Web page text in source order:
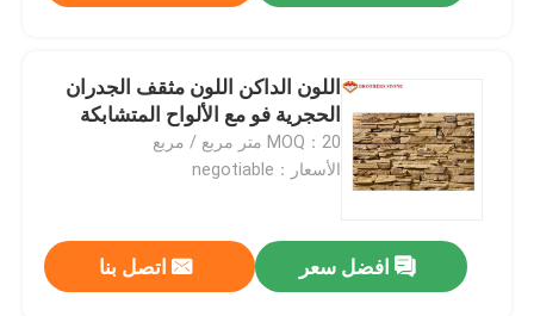
اللون الداكن اللون مثقف الجدران
الحجرية فو مع الألواح المتشابكة
MOQ：20 متر مربع / مربع
الأسعار：negotiable
افضل سعر اتصل بنا